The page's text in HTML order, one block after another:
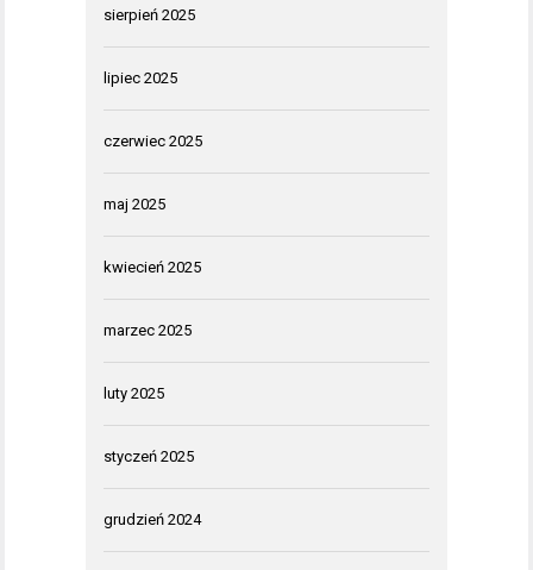
sierpień 2025
lipiec 2025
czerwiec 2025
maj 2025
kwiecień 2025
marzec 2025
luty 2025
styczeń 2025
grudzień 2024